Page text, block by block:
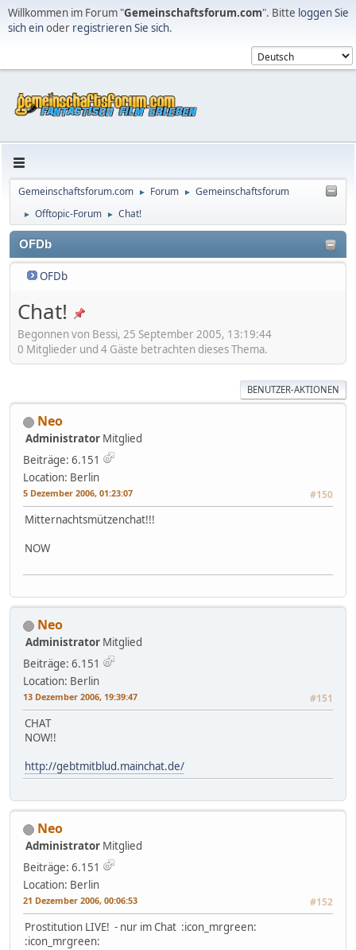
Willkommen im Forum "Gemeinschaftsforum.com". Bitte loggen Sie
sich einoder registrieren Sie sich.
Gemeinschaftsforum.com ► Forum ► Gemeinschaftsforum
► Offtopic-Forum ► Chat!
OFDb
OFDb
Chat!
Begonnen von Bessi, 25 September 2005, 13:19:44
0 Mitglieder und 4 Gäste betrachten dieses Thema.
BENUTZER-AKTIONEN
Neo
Administrator Mitglied
Beiträge: 6.151
Location: Berlin
5 Dezember 2006, 01:23:07 #150
Mitternachtsmützenchat!!!
NOW
Neo
Administrator Mitglied
Beiträge: 6.151
Location: Berlin
13 Dezember 2006, 19:39:47 #151
CHAT
NOW!!
http://gebtmitblud.mainchat.de/
Neo
Administrator Mitglied
Beiträge: 6.151
Location: Berlin
21 Dezember 2006, 00:06:53 #152
Prostitution LIVE! - nur im Chat :icon_mrgreen:
:icon_mrgreen: